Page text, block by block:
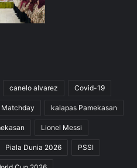
canelo alvarez Covid-19
Matchday kalapas Pamekasan
Lionel Messi
Piala Dunia 2026 PSSI